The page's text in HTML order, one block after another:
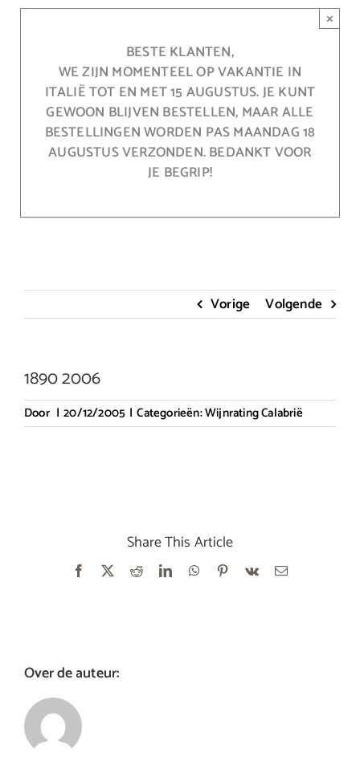
BESTE KLANTEN,
WE ZIJN MOMENTEEL OP VAKANTIE IN
ITALIË TOT EN MET 15 AUGUSTUS. JE KUNT
GEWOON BLIJVEN BESTELLEN, MAAR ALLE
BESTELLINGEN WORDEN PAS MAANDAG 18
AUGUSTUS VERZONDEN. BEDANKT VOOR
JE BEGRIP!
×
Vorige Volgende
1890 2006
Door | 20/12/2005 | Categorieën:Wijnrating Calabrië
Share This Article
Facebook RedditLinkedInWhatsApp
Pinterest
Vk
E-
Over de auteur: